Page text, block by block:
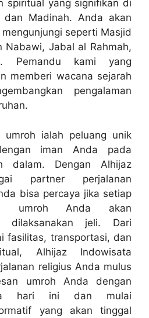
spiritual yang signifikan di
Madinah. Anda akan
seperti Masjid
Nabawi, Jabal al Rahmah,
Pemandu kami yang
memberi wacana sejarah
pengalaman
umroh ialah peluang unik
iman Anda pada
dalam. Dengan Alhijaz
partner perjalanan
bisa percaya jika setiap
umroh Anda akan
dilaksanakan jeli. Dari
fasilitas, transportasi, dan
Alhijaz Indowisata
religius Anda mulus
umroh Anda dengan
hari ini dan mulai
yang akan tinggal